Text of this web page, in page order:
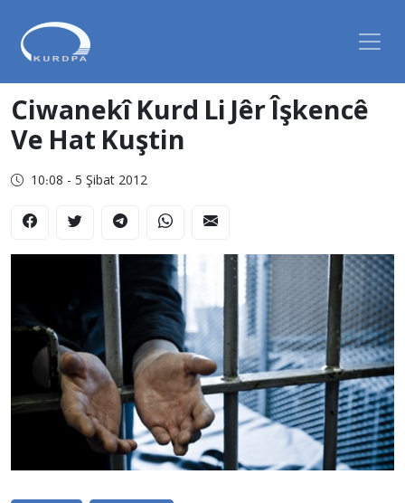
Ciwanekî Kurd Li Jêr Îşkencê
Ve Hat Kuştin
10:08 - 5 Şibat 2012